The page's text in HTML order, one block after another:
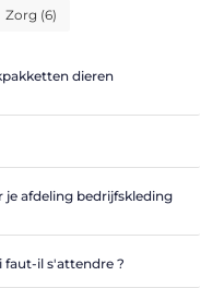
Zorg (6)
dieren
afdeling bedrijfskleding
faut-il s'attendre ?